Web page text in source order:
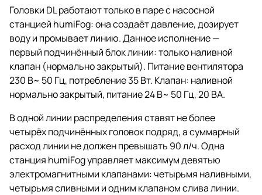
Головки DL работают только в паре с насосной
станцией humiFog: она создаёт давление, дозирует
воду и промывает линию. Данное исполнение —
первый подчинённый блок линии: только наливной
клапан (нормально закрытый). Питание вентилятора
230 В~ 50 Гц, потребление 35 Вт. Клапан: наливной
нормально закрытый, питание 24 В~ 50 Гц, 20 ВА.
В одной линии распределения ставят не более
четырёх подчинённых головок подряд, а суммарный
расход линии не должен превышать 90 л/ч. Одна
станция humiFog управляет максимум девятью
электромагнитными клапанами: четырьмя наливными,
четырьмя сливными и одним клапаном слива линии.